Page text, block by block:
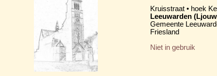
Kruisstraat • hoek
Leeuwarden
Gemeente
Friesland
Niet in gebruik